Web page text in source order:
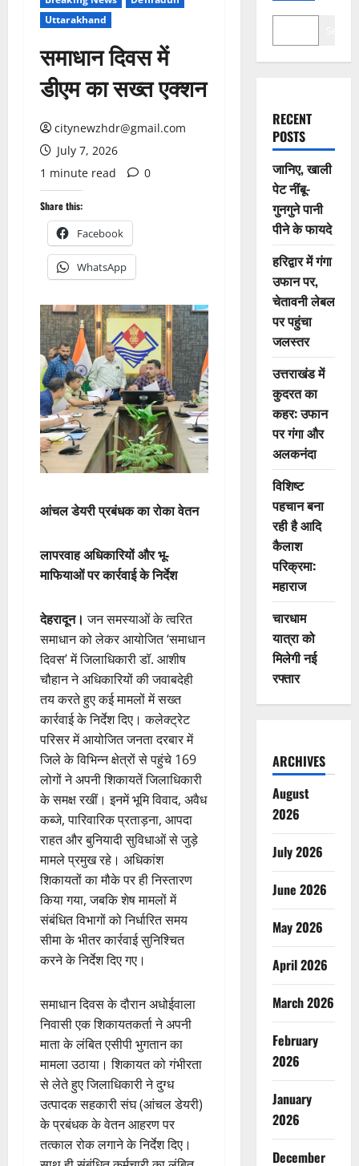
Uttarakhand
समाधान दिवस में
डीएम का सख्त एक्शन
citynewzhdr@gmail.com
July 7, 2026
1 minute read
0
Share this:
Facebook
WhatsApp
आंचल डेयरी प्रबंधक का रोका वेतन
लापरवाह अधिकारियों और भू-
माफियाओं पर कार्रवाई के निर्देश
देहरादून। जन समस्याओं के त्वरित
समाधान को लेकर आयोजित ‘समाधान
दिवस’ में जिलाधिकारी डॉ. आशीष
चौहान ने अधिकारियों की जवाबदेही
तय करते हुए कई मामलों में सख्त
कार्रवाई के निर्देश दिए। कलेक्ट्रेट
परिसर में आयोजित जनता दरबार में
जिले के विभिन्न क्षेत्रों से पहुंचे 169
लोगों ने अपनी शिकायतें जिलाधिकारी
के समक्ष रखीं। इनमें भूमि विवाद, अवैध
कब्जे, पारिवारिक प्रताड़ना, आपदा
राहत और बुनियादी सुविधाओं से जुड़े
मामले प्रमुख रहे। अधिकांश
शिकायतों का मौके पर ही निस्तारण
किया गया, जबकि शेष मामलों में
संबंधित विभागों को निर्धारित समय
सीमा के भीतर कार्रवाई सुनिश्चित
करने के निर्देश दिए गए।
समाधान दिवस के दौरान अधोईवाला
निवासी एक शिकायतकर्ता ने अपनी
माता के लंबित एसीपी भुगतान का
मामला उठाया। शिकायत को गंभीरता
से लेते हुए जिलाधिकारी ने दुग्ध
उत्पादक सहकारी संघ (आंचल डेयरी)
के प्रबंधक के वेतन आहरण पर
तत्काल रोक लगाने के निर्देश दिए।
RECENT
POSTS
जानिए, खाली
पेट नींबू-
गुनगुने पानी
पीने के फायदे
हरिद्वार में गंगा
उफान पर,
चेतावनी लेबल
पर पहुंचा
जलस्तर
उत्तराखंड में
कुदरत का
कहर: उफान
पर गंगा और
अलकनंदा
विशिष्ट
पहचान बना
रही है आदि
कैलाश
परिक्रमा:
महाराज
चारधाम
यात्रा को
मिलेगी नई
रफ्तार
ARCHIVES
August
2026
July 2026
June 2026
May 2026
April 2026
March 2026
February
2026
January
2026
December